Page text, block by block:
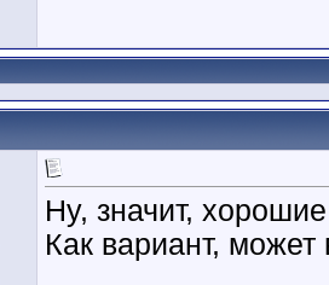
Ну, значит,
Как вариант,